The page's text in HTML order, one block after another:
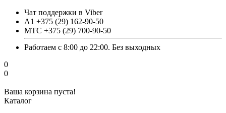
Чат поддержки в Viber
А1 +375 (29) 162-90-50
МТС +375 (29) 700-90-50
Работаем с 8:00 до 22:00. Без выходных
0
0
Ваша корзина пуста!
Каталог